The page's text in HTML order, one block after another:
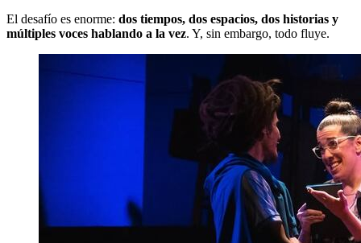
El desafío es enorme: dos tiempos, dos espacios, dos historias y
múltiples voces hablando a la vez. Y, sin embargo, todo fluye.